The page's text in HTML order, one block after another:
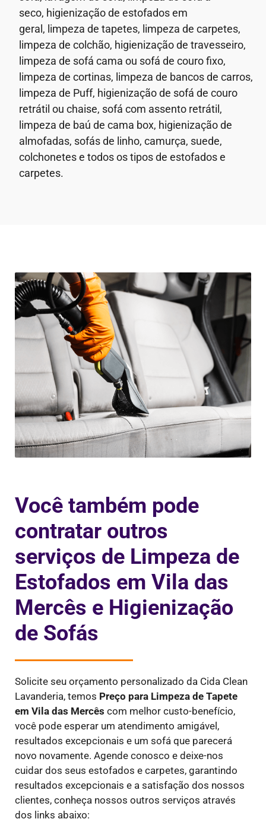
seco, higienização de estofados em
geral, limpeza de tapetes, limpeza de carpetes,
limpeza de colchão, higienização de travesseiro,
limpeza de sofá cama ou sofá de couro fixo,
limpeza de cortinas, limpeza de bancos de carros,
limpeza de Puff, higienização de sofá de couro
retrátil ou chaise, sofá com assento retrátil,
limpeza de baú de cama box, higienização de
almofadas, sofás de linho, camurça, suede,
colchonetes e todos os tipos de estofados e
carpetes.
Você também pode
contratar outros
serviços de Limpeza de
Estofados em Vila das
Mercês e Higienização
de Sofás
Solicite seu orçamento personalizado da Cida Clean
Lavanderia, temos Preço para Limpeza de Tapete
em Vila das Mercês com melhor custo-benefício,
você pode esperar um atendimento amigável,
resultados excepcionais e um sofá que parecerá
novo novamente. Agende conosco e deixe-nos
cuidar dos seus estofados e carpetes, garantindo
resultados excepcionais e a satisfação dos nossos
clientes, conheça nossos outros serviços através
dos links abaixo: